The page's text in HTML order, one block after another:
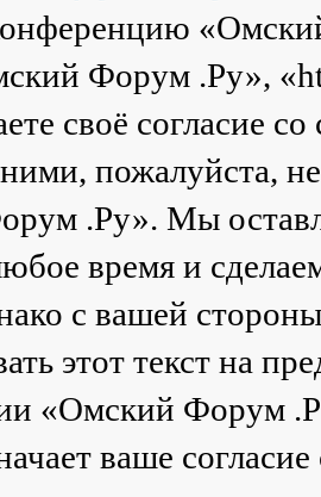
Форум .Ру»,
своё согласие
пожалуйста,
.Ру». Мы
время и
с вашей
этот текст на
«Омский Форум
ваше